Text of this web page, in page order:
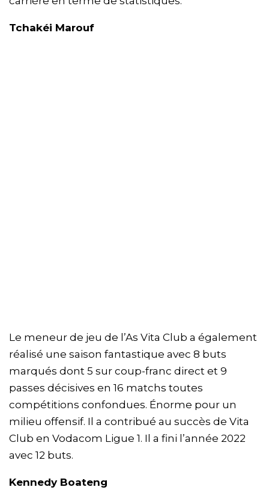
Tchakéi Marouf
Le meneur de jeu de l’As Vita Club a également
réalisé une saison fantastique avec 8 buts
marqués dont 5 sur coup-franc direct et 9
passes décisives en 16 matchs toutes
compétitions confondues. Énorme pour un
milieu offensif. Il a contribué au succès de Vita
Club en Vodacom Ligue 1. Il a fini l’année 2022
avec 12 buts.
Kennedy Boateng